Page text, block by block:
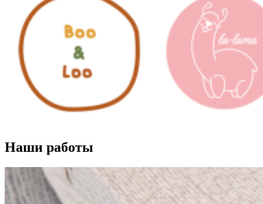
Наши работы